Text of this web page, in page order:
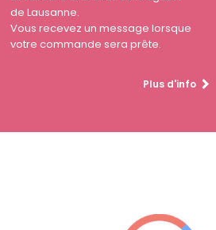
de Lausanne.
Vous recevez un message lorsque
votre commande sera prête.
Plus d'info